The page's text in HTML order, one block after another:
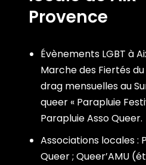
Provence
Évènements LGBT à
Marche des Fiertés du
drag mensuelles au
queer « Parapluie
Parapluie Asso Queer.
Associations locales :
Queer ; Queer’AMU